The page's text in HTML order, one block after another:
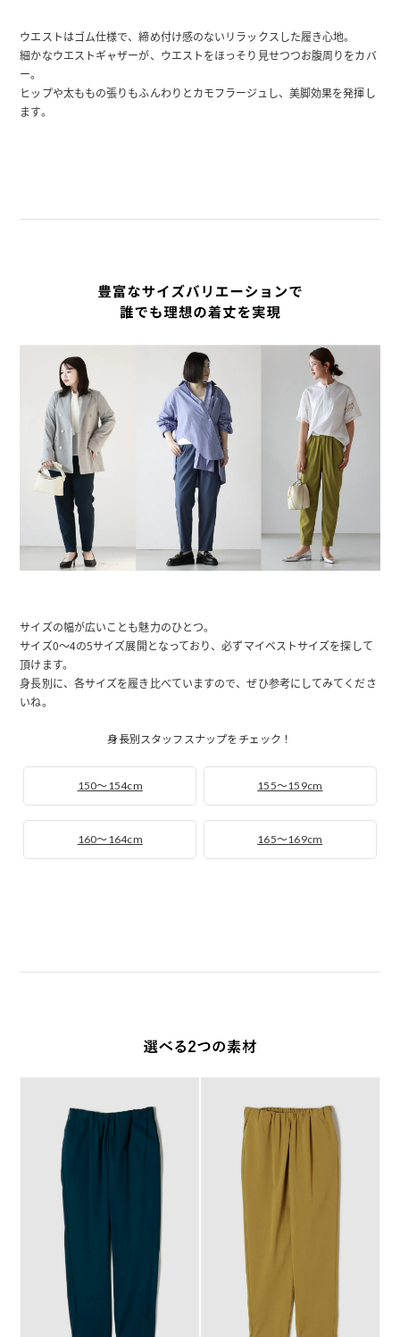
ウエストはゴム仕様で、締め付け感のないリラックスした履き心地。
細かなウエストギャザーが、ウエストをほっそり見せつつお腹周りをカバ
ー。
ヒップや太ももの張りもふんわりとカモフラージュし、美脚効果を発揮し
ます。
サイズの幅が広いことも魅力のひとつ。
サイズ0～4の5サイズ展開となっており、必ずマイベストサイズを探して
頂けます。
身長別に、各サイズを履き比べていますので、ぜひ参考にしてみてくださ
いね。
身長別スタッフスナップをチェック！
150～154cm 155～159cm
160～164cm 165～169cm